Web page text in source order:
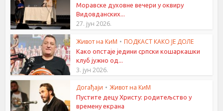
Моравске духовне вечери у оквиру
Видовданских...
27. јун 2026.
Живот на КиМ • ПОДКАСТ КАКО ЈЕ ДОЛЕ
Како опстаје једини српски кошаркашки
клуб јужно од...
3. јун 2026.
Догађаји • Живот на КиМ
Пустите децу Христу: родитељство у
времену екрана